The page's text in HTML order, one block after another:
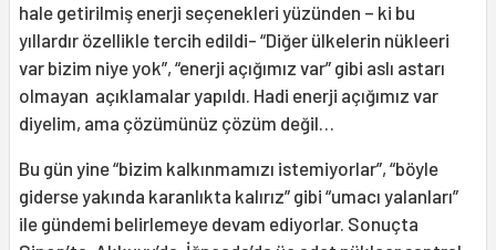
hale getirilmiş enerji seçenekleri yüzünden – ki bu
yıllardır özellikle tercih edildi- “Diğer ülkelerin nükleeri
var bizim niye yok”, “enerji açığımız var” gibi aslı astarı
olmayan açıklamalar yapıldı. Hadi enerji açığımız var
diyelim, ama çözümünüz çözüm değil…
Bu gün yine “bizim kalkınmamızı istemiyorlar”, “böyle
giderse yakında karanlıkta kalırız” gibi “umacı yalanları”
ile gündemi belirlemeye devam ediyorlar. Sonuçta